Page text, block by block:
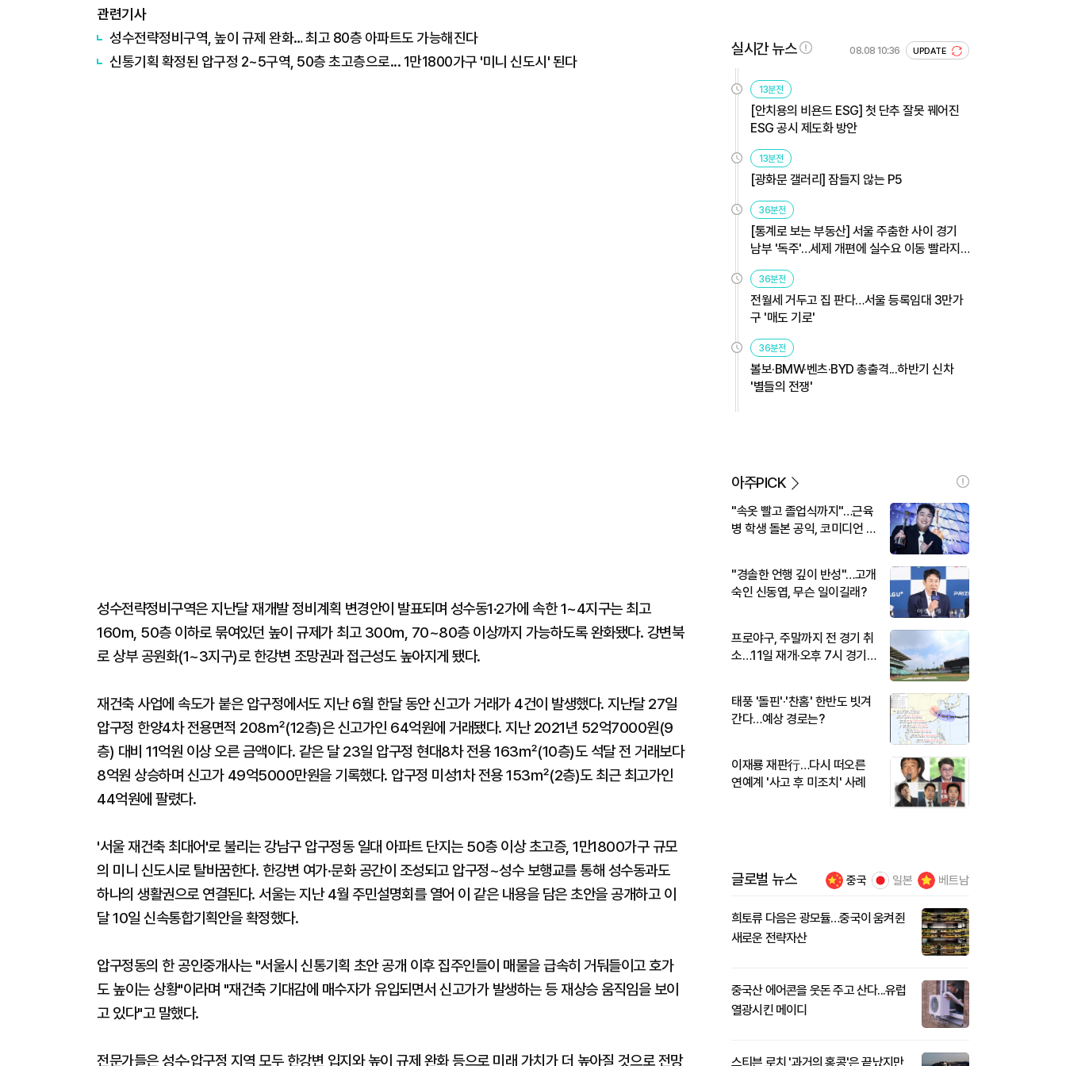
관련기사
​성수전략정비구역, 높이 규제 완화… 최고 80층 아파트도 가능해진다
신통기획 확정된 압구정 2~5구역, 50층 초고층으로... 1만1800가구 '미니 신도시' 된다
성수전략정비구역은 지난달 재개발 정비계획 변경안이 발표되며 성수동1·2가에 속한 1~4지구는 최고
160m, 50층 이하로 묶여있던 높이 규제가 최고 300m, 70~80층 이상까지 가능하도록 완화됐다. 강변북
로 상부 공원화(1~3지구)로 한강변 조망권과 접근성도 높아지게 됐다.
재건축 사업에 속도가 붙은 압구정에서도 지난 6월 한달 동안 신고가 거래가 4건이 발생했다. 지난달 27일
압구정 한양4차 전용면적 208㎡(12층)은 신고가인 64억원에 거래됐다. 지난 2021년 52억7000원(9
층) 대비 11억원 이상 오른 금액이다. 같은 달 23일 압구정 현대8차 전용 163㎡(10층)도 석달 전 거래보다
8억원 상승하며 신고가 49억5000만원을 기록했다. 압구정 미성1차 전용 153㎡(2층)도 최근 최고가인
44억원에 팔렸다.
'서울 재건축 최대어'로 불리는 강남구 압구정동 일대 아파트 단지는 50층 이상 초고증, 1만1800가구 규모
의 미니 신도시로 탈바꿈한다. 한강변 여가·문화 공간이 조성되고 압구정~성수 보행교를 통해 성수동과도
하나의 생활권으로 연결된다. 서울는 지난 4월 주민설명회를 열어 이 같은 내용을 담은 초안을 공개하고 이
달 10일 신속통합기획안을 확정했다.
압구정동의 한 공인중개사는 "서울시 신통기획 초안 공개 이후 집주인들이 매물을 급속히 거둬들이고 호가
도 높이는 상황"이라며 "재건축 기대감에 매수자가 유입되면서 신고가가 발생하는 등 재상승 움직임을 보이
고 있다"고 말했다.
전문가들은 성수·압구정 지역 모두 한강변 입지와 높이 규제 완화 등으로 미래 가치가 더 높아질 것으로 전망
실시간 뉴스 08.08 10:36 UPDATE
13분전
[안치용의 비욘드 ESG] 첫 단추 잘못 꿰어진
ESG 공시 제도화 방안
13분전
[광화문 갤러리] 잠들지 않는 P5
36분전
[통계로 보는 부동산] 서울 주춤한 사이 경기
남부 '독주'…세제 개편에 실수요 이동 빨라지
나
36분전
전월세 거두고 집 판다…서울 등록임대 3만가
구 '매도 기로'
36분전
볼보·BMW·벤츠·BYD 총출격...하반기 신차
'별들의 전쟁'
아주PICK
"속옷 빨고 졸업식까지"…근육
병 학생 돌본 공익, 코미디언 김
"경솔한 언행 깊이 반성"…고개
숙인 신동엽, 무슨 일이길래?
프로야구, 주말까지 전 경기 취
소…11일 재개·오후 7시 경기
태풍 '돌핀'·'찬홈' 한반도 빗겨
간다…예상 경로는?
이재룡 재판行…다시 떠오른
연예계 '사고 후 미조치' 사례
글로벌 뉴스 중국 일본 베트남
희토류 다음은 광모듈…중국이 움켜쥔
새로운 전략자산
중국산 에어콘을 웃돈 주고 산다...유럽
열광시킨 메이디
스티븐 로치 '과거의 홍콩'은 끝났지만